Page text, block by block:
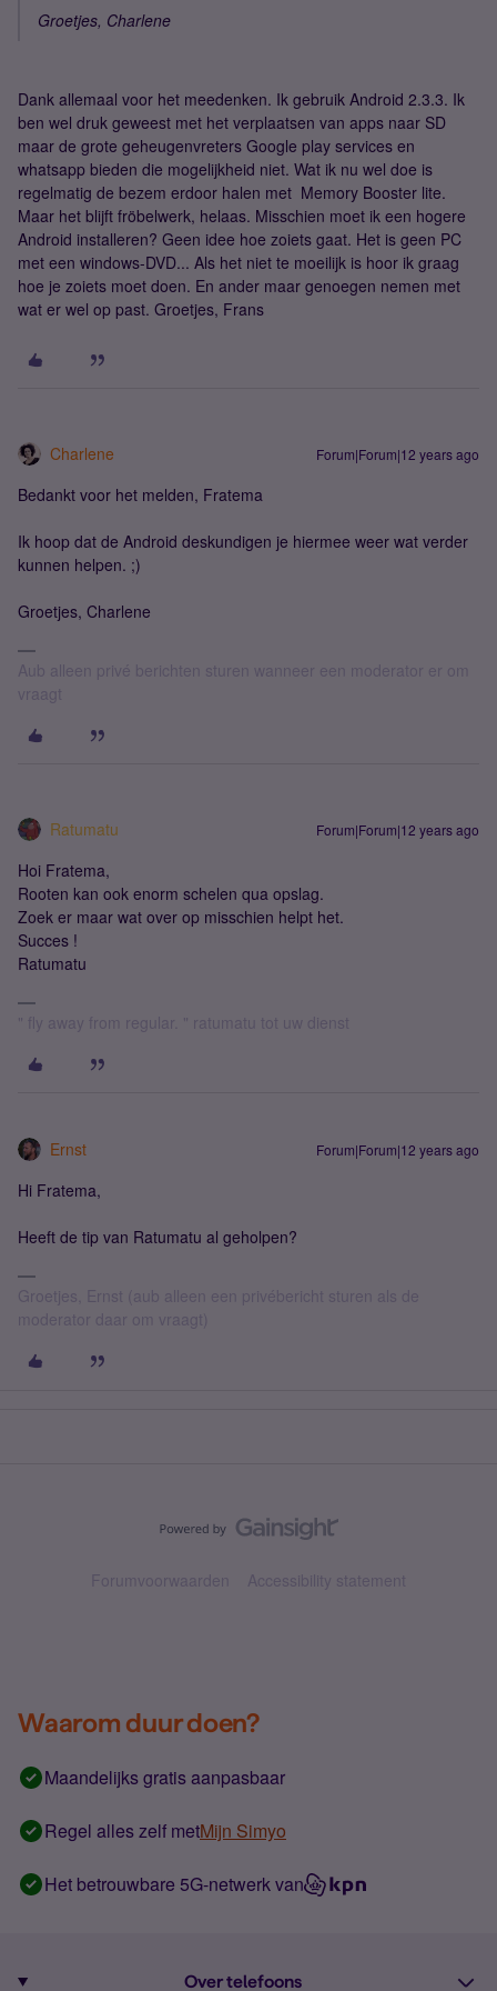
Groetjes, Charlene
Dank allemaal voor het meedenken. Ik gebruik Android 2.3.3. Ik
ben wel druk geweest met het verplaatsen van apps naar SD
maar de grote geheugenvreters Google play services en
whatsapp bieden die mogelijkheid niet. Wat ik nu wel doe is
regelmatig de bezem erdoor halen met Memory Booster lite.
Maar het blijft fröbelwerk, helaas. Misschien moet ik een hogere
Android installeren? Geen idee hoe zoiets gaat. Het is geen PC
met een windows-DVD... Als het niet te moeilijk is hoor ik graag
hoe je zoiets moet doen. En ander maar genoegen nemen met
wat er wel op past. Groetjes, Frans
Charlene Forum|Forum|12 years ago
Bedankt voor het melden, Fratema
Ik hoop dat de Android deskundigen je hiermee weer wat verder
kunnen helpen. ;)
Groetjes, Charlene
Aub alleen privé berichten sturen wanneer een moderator er om
vraagt
Ratumatu Forum|Forum|12 years ago
Hoi Fratema,
Rooten kan ook enorm schelen qua opslag.
Zoek er maar wat over op misschien helpt het.
Succes !
Ratumatu
" fly away from regular. " ratumatu tot uw dienst
Ernst Forum|Forum|12 years ago
Hi Fratema,
Heeft de tip van Ratumatu al geholpen?
Groetjes, Ernst (aub alleen een privébericht sturen als de
moderator daar om vraagt)
Forumvoorwaarden Accessibility statement
Waarom duur doen?
Maandelijks gratis aanpasbaar
Regel alles zelf metMijn Simyo
Het betrouwbare 5G-netwerk van
Over telefoons